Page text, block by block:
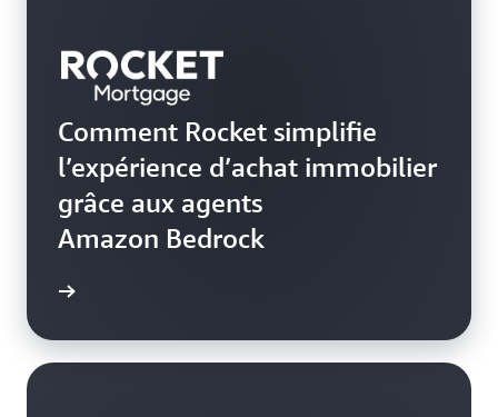
Comment Rocket simplifie
l’expérience d’achat immobilier
grâce aux agents
Amazon Bedrock